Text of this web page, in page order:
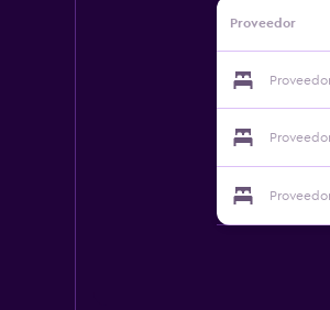
Proveedor